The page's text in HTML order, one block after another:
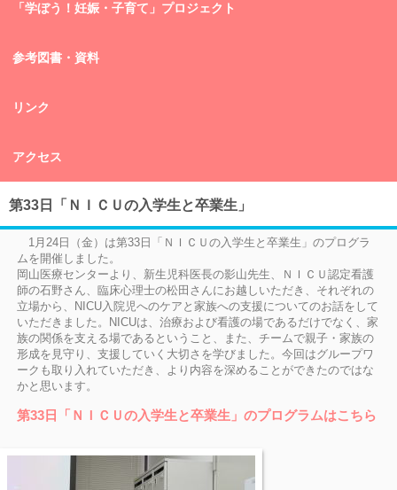
「学ぼう！妊娠・子育て」プロジェクト
参考図書・資料
リンク
アクセス
第33日「ＮＩＣＵの入学生と卒業生」
1月24日（金）は第33日「ＮＩＣＵの入学生と卒業生」のプログラ
ムを開催しました。
岡山医療センターより、新生児科医長の影山先生、ＮＩＣＵ認定看護
師の石野さん、臨床心理士の松田さんにお越しいただき、それぞれの
立場から、NICU入院児へのケアと家族への支援についてのお話をして
いただきました。NICUは、治療および看護の場であるだけでなく、家
族の関係を支える場であるということ、また、チームで親子・家族の
形成を見守り、支援していく大切さを学びました。今回はグループワ
ークも取り入れていただき、より内容を深めることができたのではな
かと思います。
第33日「ＮＩＣＵの入学生と卒業生」のプログラムはこちら